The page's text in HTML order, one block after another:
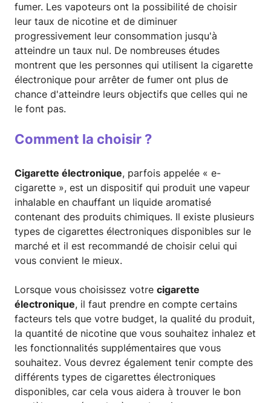
fumer. Les vapoteurs ont la possibilité de choisir
leur taux de nicotine et de diminuer
progressivement leur consommation jusqu'à
atteindre un taux nul. De nombreuses études
montrent que les personnes qui utilisent la cigarette
électronique pour arrêter de fumer ont plus de
chance d'atteindre leurs objectifs que celles qui ne
le font pas.
Comment la choisir ?
Cigarette électronique, parfois appelée « e-
cigarette », est un dispositif qui produit une vapeur
inhalable en chauffant un liquide aromatisé
contenant des produits chimiques. Il existe plusieurs
types de cigarettes électroniques disponibles sur le
marché et il est recommandé de choisir celui qui
vous convient le mieux.
Lorsque vous choisissez votre cigarette
électronique, il faut prendre en compte certains
facteurs tels que votre budget, la qualité du produit,
la quantité de nicotine que vous souhaitez inhalez et
les fonctionnalités supplémentaires que vous
souhaitez. Vous devrez également tenir compte des
différents types de cigarettes électroniques
disponibles, car cela vous aidera à trouver le bon